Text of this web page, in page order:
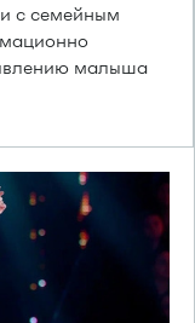
с семейным
малыша